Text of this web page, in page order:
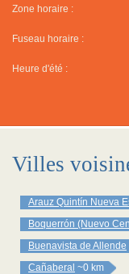
Zone horaire :
Fuseau horaire :
Heure d'été :
Villes
Arauz Quintín Nueva
Boquerrón (Nuevo
Buenavista de Allende
Cañaberal ~0 km